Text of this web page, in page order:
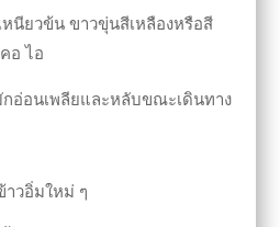
หนียวข้น ขาวขุ่นสีเหลืองหรือสี
อ ไอ
อ่อนเพลียและหลับขณะเดินทาง
าวอิ่มใหม่ ๆ